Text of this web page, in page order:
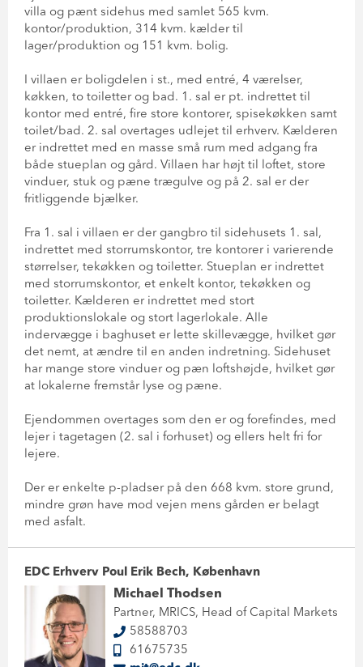
villa og pænt sidehus med samlet 565 kvm.
kontor/produktion, 314 kvm. kælder til
lager/produktion og 151 kvm. bolig.
I villaen er boligdelen i st., med entré, 4 værelser,
køkken, to toiletter og bad. 1. sal er pt. indrettet til
kontor med entré, fire store kontorer, spisekøkken samt
toilet/bad. 2. sal overtages udlejet til erhverv. Kælderen
er indrettet med en masse små rum med adgang fra
både stueplan og gård. Villaen har højt til loftet, store
vinduer, stuk og pæne trægulve og på 2. sal er der
fritliggende bjælker.
Fra 1. sal i villaen er der gangbro til sidehusets 1. sal,
indrettet med storrumskontor, tre kontorer i varierende
størrelser, tekøkken og toiletter. Stueplan er indrettet
med storrumskontor, et enkelt kontor, tekøkken og
toiletter. Kælderen er indrettet med stort
produktionslokale og stort lagerlokale. Alle
indervægge i baghuset er lette skillevægge, hvilket gør
det nemt, at ændre til en anden indretning. Sidehuset
har mange store vinduer og pæn loftshøjde, hvilket gør
at lokalerne fremstår lyse og pæne.
Ejendommen overtages som den er og forefindes, med
lejer i tagetagen (2. sal i forhuset) og ellers helt fri for
lejere.
Der er enkelte p-pladser på den 668 kvm. store grund,
mindre grøn have mod vejen mens gården er belagt
med asfalt.
EDC Erhverv Poul Erik Bech, København
Michael Thodsen
Partner, MRICS, Head of Capital Markets
58588703
61675735